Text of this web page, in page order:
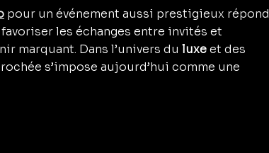
pour un événement aussi prestigieux répond
les échanges entre invités et
marquant. Dans l’univers du luxe et des
s’impose aujourd’hui comme une